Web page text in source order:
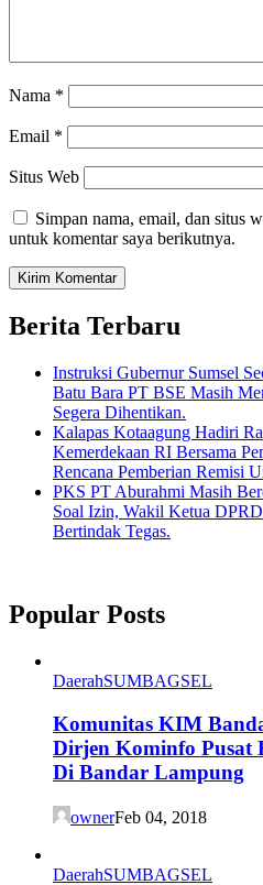
Nama *
Email *
Situs Web
Simpan nama, email, dan situs
untuk komentar saya berikutnya.
Berita Terbaru
Instruksi Gubernur Sumsel
Batu Bara PT BSE Masih
Segera Dihentikan.
Kalapas Kotaagung Hadiri
Kemerdekaan RI Bersama
Rencana Pemberian Remisi
PKS PT Aburahmi Masih
Soal Izin, Wakil Ketua
Bertindak Tegas.
Popular Posts
DaerahSUMBAGSEL
Komunitas KIM
Dirjen Kominfo Pusat
Di Bandar Lampung
ownerFeb 04, 2018
DaerahSUMBAGSEL